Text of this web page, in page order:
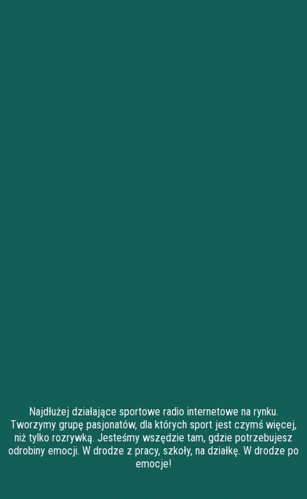
Najdłużej działające sportowe radio internetowe na rynku.
Tworzymy grupę pasjonatów, dla których sport jest czymś więcej,
niż tylko rozrywką. Jesteśmy wszędzie tam, gdzie potrzebujesz
odrobiny emocji. W drodze z pracy, szkoły, na działkę. W drodze po
emocje!